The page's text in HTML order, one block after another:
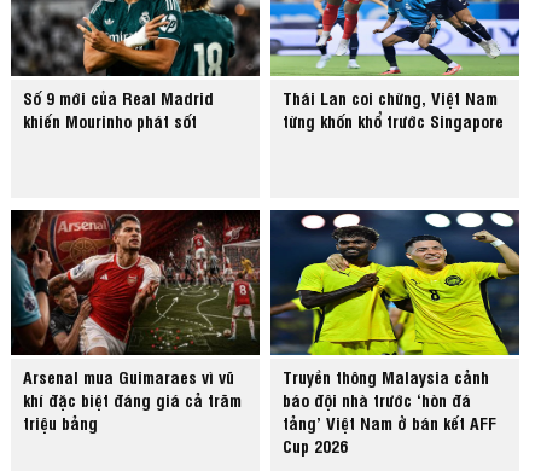
Số 9 mới của Real Madrid
khiến Mourinho phát sốt
Thái Lan coi chừng, Việt Nam
từng khốn khổ trước Singapore
Arsenal mua Guimaraes vì vũ
khí đặc biệt đáng giá cả trăm
triệu bảng
Truyền thông Malaysia cảnh
báo đội nhà trước ‘hòn đá
tảng’ Việt Nam ở bán kết AFF
Cup 2026